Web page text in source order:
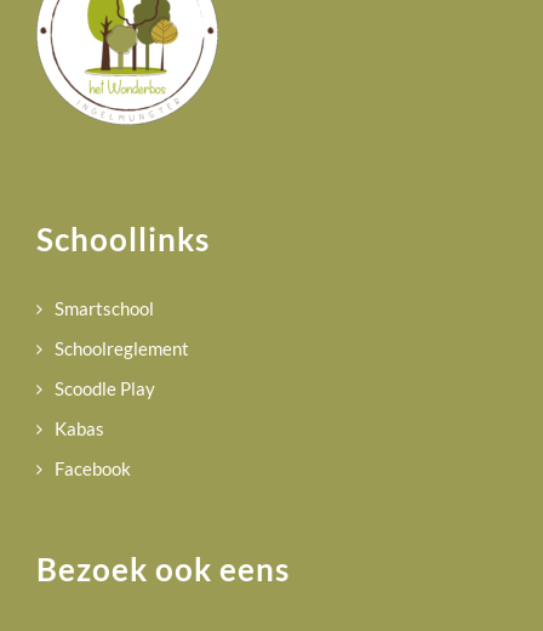
Schoollinks
Smartschool
Schoolreglement
Scoodle Play
Kabas
Facebook
Bezoek ook eens